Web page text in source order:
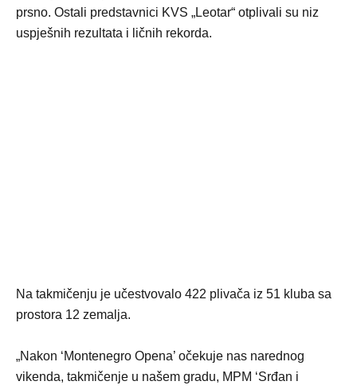
prsno. Ostali predstavnici KVS „Leotar“ otplivali su niz
uspješnih rezultata i ličnih rekorda.
Na takmičenju je učestvovalo 422 plivača iz 51 kluba sa
prostora 12 zemalja.
„Nakon ‘Montenegro Opena’ očekuje nas narednog
vikenda, takmičenje u našem gradu, MPM ‘Srđan i